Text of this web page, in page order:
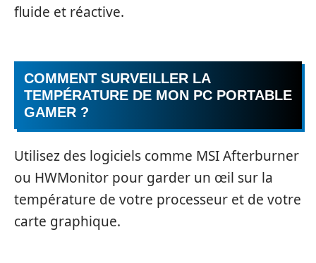
fluide et réactive.
COMMENT SURVEILLER LA
TEMPÉRATURE DE MON PC PORTABLE
GAMER ?
Utilisez des logiciels comme MSI Afterburner
ou HWMonitor pour garder un œil sur la
température de votre processeur et de votre
carte graphique.